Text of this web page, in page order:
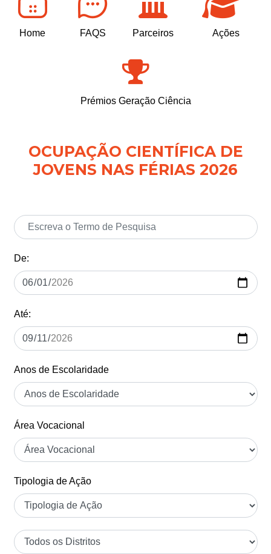
Home FAQS Parceiros Ações
Prémios Geração Ciência
OCUPAÇÃO CIENTÍFICA DE
JOVENS NAS FÉRIAS 2026
De:
Até:
Anos de Escolaridade
Área Vocacional
Tipologia de Ação